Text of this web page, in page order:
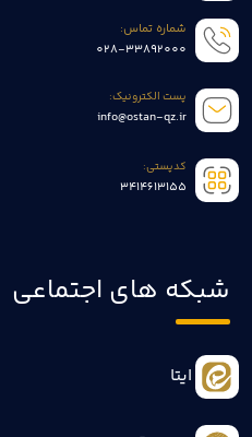
شماره تماس:
028-33892000
پست الکترونیک:
info@ostan-qz.ir
کدپستی:
3414613155
شبکه های اجتماعی
ایتا